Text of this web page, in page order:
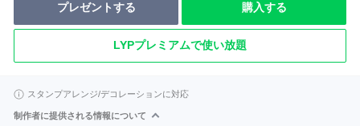
プレゼントする 購入する
LYPプレミアムで使い放題
スタンプアレンジ/デコレーションに対応
制作者に提供される情報について